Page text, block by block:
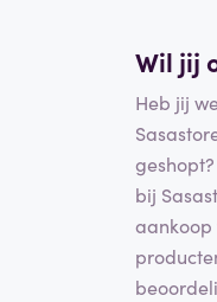
Wil jij
Heb jij
bij
aankoop